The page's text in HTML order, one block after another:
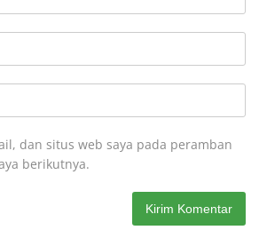
dan situs web saya pada peramban
berikutnya.